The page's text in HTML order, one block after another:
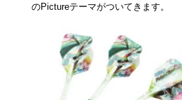
のPictureテーマがついてきます。